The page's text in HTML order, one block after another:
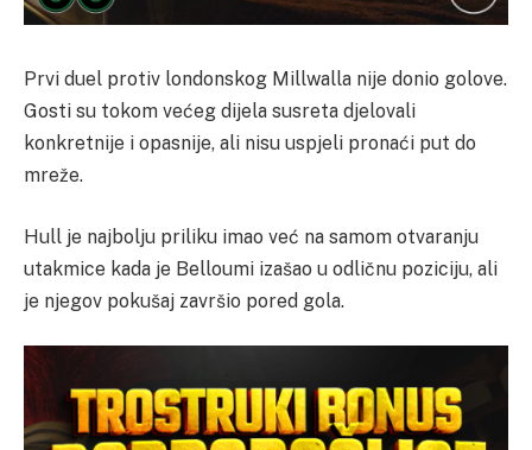
Prvi duel protiv londonskog Millwalla nije donio golove.
Gosti su tokom većeg dijela susreta djelovali
konkretnije i opasnije, ali nisu uspjeli pronaći put do
mreže.
Hull je najbolju priliku imao već na samom otvaranju
utakmice kada je Belloumi izašao u odličnu poziciju, ali
je njegov pokušaj završio pored gola.